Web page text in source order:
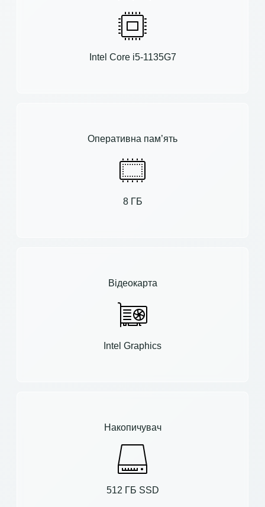
Intel Core i5-1135G7
Оперативна пам’ять
8 ГБ
Відеокарта
Intel Graphics
Накопичувач
512 ГБ SSD